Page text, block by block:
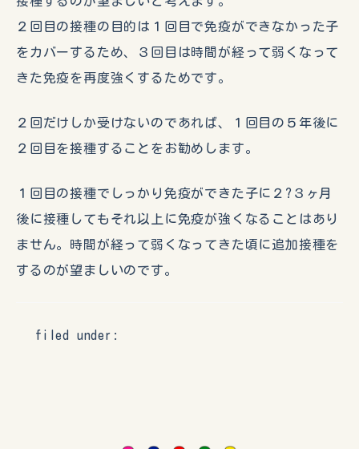
２回目の接種の目的は１回目で免疫ができなかった子
をカバーするため、３回目は時間が経って弱くなって
きた免疫を再度強くするためです。
２回だけしか受けないのであれば、１回目の５年後に
２回目を接種することをお勧めします。
１回目の接種でしっかり免疫ができた子に２?３ヶ月
後に接種してもそれ以上に免疫が強くなることはあり
ません。時間が経って弱くなってきた頃に追加接種を
するのが望ましいのです。
filed under: